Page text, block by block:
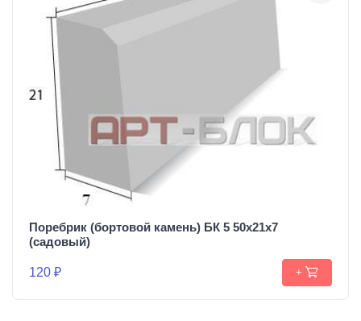
Поребрик (бортовой камень) БК 5 50х21х7
(садовый)
120 ₽ +